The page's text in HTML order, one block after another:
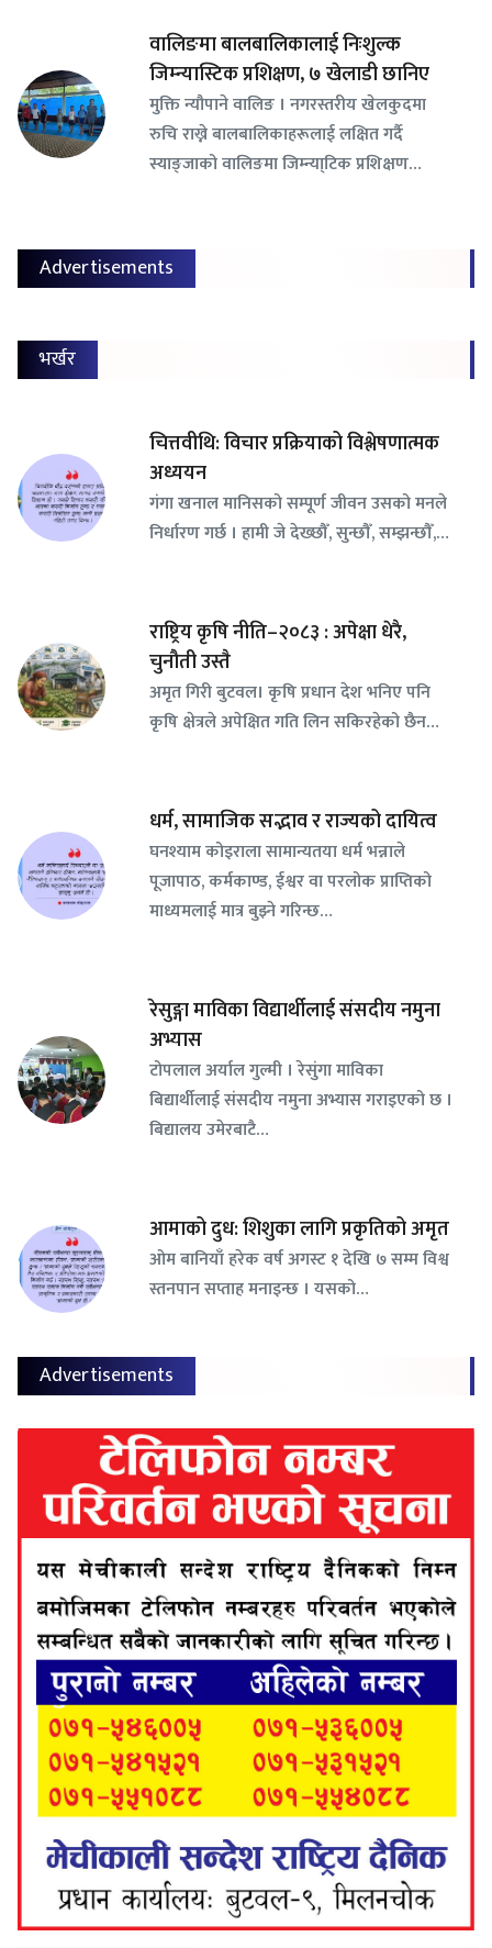
वालिङमा बालबालिकालाई निःशुल्क
जिम्न्यास्टिक प्रशिक्षण, ७ खेलाडी छानिए
​मुक्ति न्यौपाने वालिङ । नगरस्तरीय खेलकुदमा
रुचि राख्ने बालबालिकाहरूलाई लक्षित गर्दै
स्याङ्जाको वालिङमा जिम्न्या्टिक प्रशिक्षण…
Advertisements
भर्खर
चित्तवीथि: विचार प्रक्रियाको विश्लेषणात्मक
अध्ययन
गंगा खनाल मानिसको सम्पूर्ण जीवन उसको मनले
निर्धारण गर्छ । हामी जे देख्छौँ, सुन्छौँ, सम्झन्छौँ,…
राष्ट्रिय कृषि नीति–२०८३ : अपेक्षा धेरै,
चुनौती उस्तै
अमृत गिरी बुटवल। कृषि प्रधान देश भनिए पनि
कृषि क्षेत्रले अपेक्षित गति लिन सकिरहेको छैन…
धर्म, सामाजिक सद्भाव र राज्यको दायित्व
घनश्याम कोइराला सामान्यतया धर्म भन्नाले
पूजापाठ, कर्मकाण्ड, ईश्वर वा परलोक प्राप्तिको
माध्यमलाई मात्र बुझ्ने गरिन्छ…
रेसुङ्गा माविका विद्यार्थीलाई संसदीय नमुना
अभ्यास
टोपलाल अर्याल गुल्मी । रेसुंगा माविका
बिद्यार्थीलाई संसदीय नमुना अभ्यास गराइएको छ ।
बिद्यालय उमेरबाटै…
आमाको दुध: शिशुका लागि प्रकृतिको अमृत
ओम बानियाँ हरेक वर्ष अगस्ट १ देखि ७ सम्म विश्व
स्तनपान सप्ताह मनाइन्छ । यसको…
Advertisements